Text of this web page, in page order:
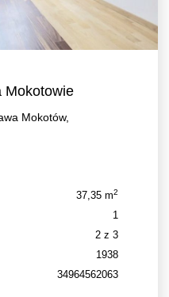
Mokotowie
Mokotów,
37,35 m2
1
2 z 3
1938
34964562063